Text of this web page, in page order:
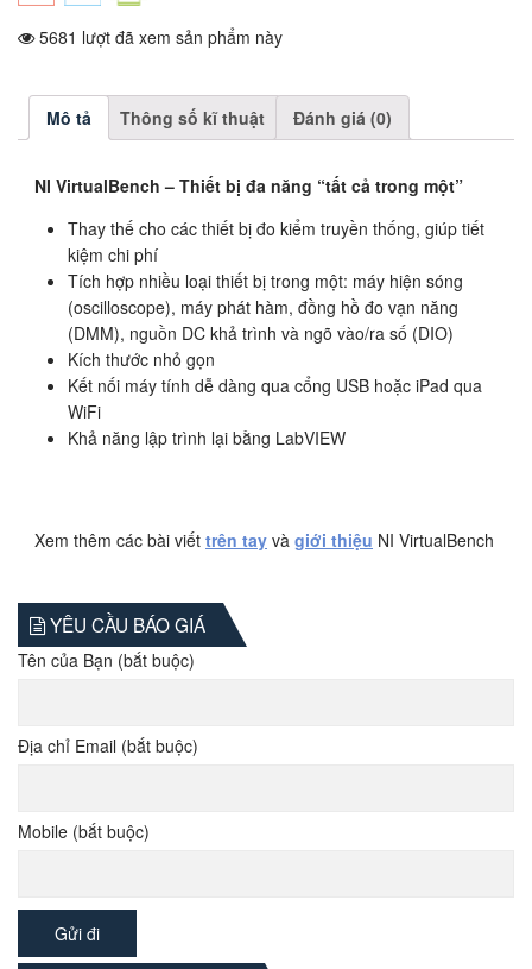
5681 lượt đã xem sản phẩm này
Mô tả Thông số kĩ thuật Đánh giá (0)
NI VirtualBench – Thiết bị đa năng “tất cả trong một”
Thay thế cho các thiết bị đo kiểm truyền thống, giúp tiết
kiệm chi phí
Tích hợp nhiều loại thiết bị trong một: máy hiện sóng
(oscilloscope), máy phát hàm, đồng hồ đo vạn năng
(DMM), nguồn DC khả trình và ngõ vào/ra số (DIO)
Kích thước nhỏ gọn
Kết nối máy tính dễ dàng qua cổng USB hoặc iPad qua
WiFi
Khả năng lập trình lại bằng LabVIEW
Xem thêm các bài viết trên tay và giới thiệu NI VirtualBench
YÊU CẦU BÁO GIÁ
Tên của Bạn (bắt buộc)
Địa chỉ Email (bắt buộc)
Mobile (bắt buộc)